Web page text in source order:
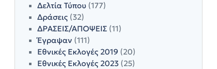
Δελτία Τύπου (177)
Δράσεις (32)
ΔΡΑΣΕΙΣ/ΑΠΟΨΕΙΣ (11)
Έγραψαν (111)
Εθνικές Εκλογές 2019 (20)
Εθνικές Εκλογές 2023 (25)